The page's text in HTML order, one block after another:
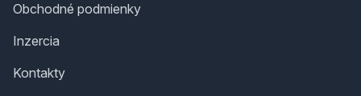
Obchodné podmienky
Inzercia
Kontakty